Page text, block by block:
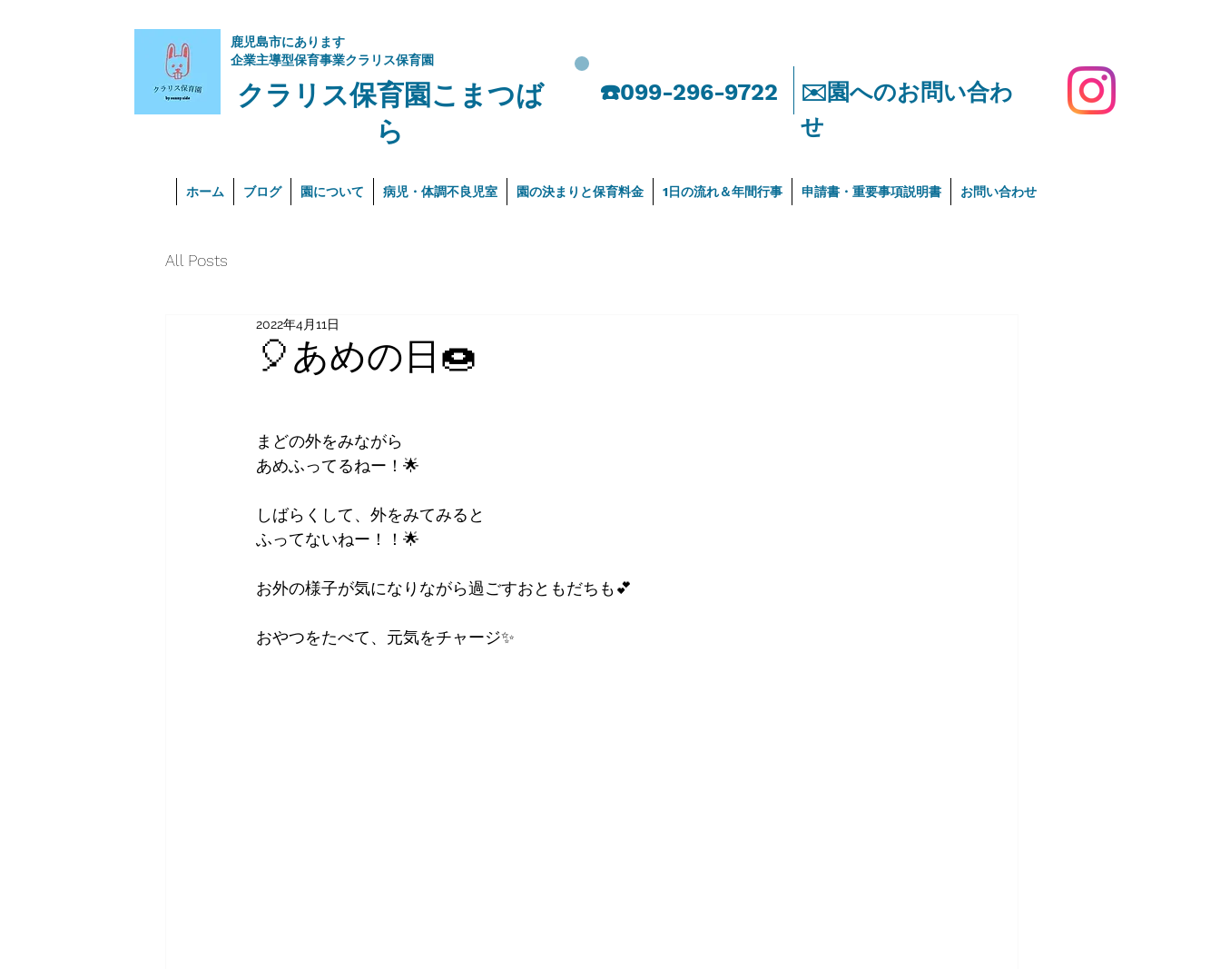
​鹿児島市にあります
企業主導型保育事業クラリス保育園
クラリス保育園こまつば
ら
​☎️099-296-9722
​✉️園へのお問い合わ
せ
ホーム ブログ 園について 病児・体調不良児室 園の決まりと保育料金 1日の流れ＆年間行事 申請書・重要事項説明書 お問い合わせ
All Posts
🎈あめの日🍩
2022年4月11日
まどの外をみながら
あめふってるねー！🌟
しばらくして、外をみてみると
ふってないねー！！🌟
お外の様子が気になりながら過ごすおともだちも💕
おやつをたべて、元気をチャージ✨